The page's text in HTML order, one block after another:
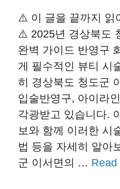
⚠️ 이 글을 끝까지 읽
⚠️ 2025년 경상북도
완벽 가이드 반영구
게 필수적인 뷰티 시
히 경상북도 청도군
입술반영구, 아이라
각광받고 있습니다.
보와 함께 이러한 시
법 등을 자세히 알아
군 이서면의 … Read